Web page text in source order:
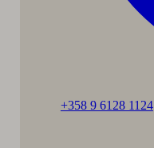
Ring:
+358 9 6128 1124